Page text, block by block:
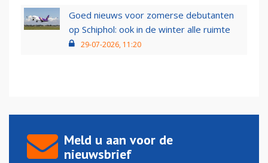
Goed nieuws voor zomerse debutanten
op Schiphol: ook in de winter alle ruimte
29-07-2026, 11:20
Meld u aan voor de
nieuwsbrief